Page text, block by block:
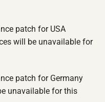
patch for USA
will be unavailable for
patch for Germany
unavailable for this